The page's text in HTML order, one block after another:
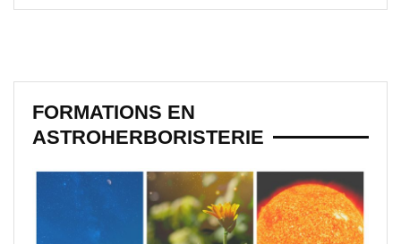
FORMATIONS EN
ASTROHERBORISTERIE